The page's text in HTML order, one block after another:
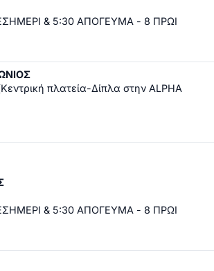
& 5:30 ΑΠΟΓΕΥΜΑ - 8 ΠΡΩΙ
πλατεία-Δίπλα στην ALPHA
& 5:30 ΑΠΟΓΕΥΜΑ - 8 ΠΡΩΙ